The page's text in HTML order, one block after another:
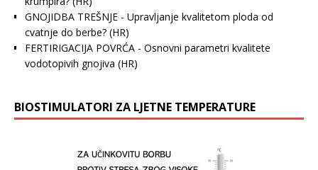
GNOJIDBA TREŠNJE - Upravljanje kvalitetom ploda od
cvatnje do berbe? (HR)
FERTIRIGACIJA POVRĆA - Osnovni parametri kvalitete
vodotopivih gnojiva (HR)
BIOSTIMULATORI ZA LJETNE TEMPERATURE